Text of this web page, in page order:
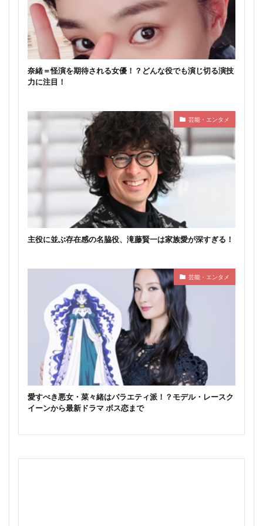
奈緒＝怪演を期待される女優！？どんな役でも演じ切る演技
力に注目！
芸能・エンタメ
主役に並ぶ存在感の名脇役、滝藤賢一は家族愛が深すぎる！
芸能・エンタメ
愛すべき悪女・菜々緒はバラエティ派！？モデル・レースク
イーンから最新ドラマ ボス恋まで